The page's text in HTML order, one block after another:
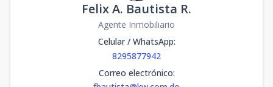
Felix A. Bautista R.
Agente Inmobiliario
Celular / WhatsApp:
8295877942
Correo electrónico: